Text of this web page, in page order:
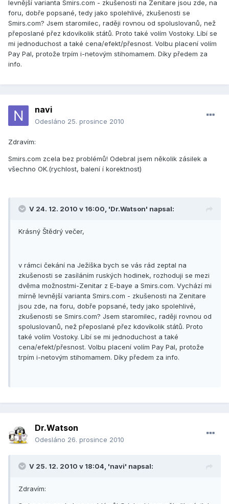
levnější varianta Smirs.com - zkušenosti na Zenitare jsou zde, na
foru, dobře popsané, tedy jako spolehlivé, zkušenosti se
Smirs.com? Jsem staromilec, raději rovnou od spoluslovanů, než
přeposlané přez kdovíkolik států. Proto také volím Vostoky. Líbí se
mi jednoduchost a také cena/efekt/přesnost. Volbu placení volím
Pay Pal, protože trpím i-netovým stihomamem. Díky předem za
info.
navi
Odesláno 25. prosince 2010
Zdravím:
Smirs.com zcela bez problémů! Odebral jsem několik zásilek a
všechno OK.(rychlost, balení í korektnost)
V 24. 12. 2010 v 16:00, 'Dr.Watson' napsal:
Krásný Štědrý večer,
v rámci čekání na Ježíška bych se vás rád zeptal na
zkušenosti se zasíláním ruských hodinek, rozhoduji se mezi
dvěma možnostmi-Zenitar z E-baye a Smirs.com. Vychází mi
mírně levnější varianta Smirs.com - zkušenosti na Zenitare
jsou zde, na foru, dobře popsané, tedy jako spolehlivé,
zkušenosti se Smirs.com? Jsem staromilec, raději rovnou od
spoluslovanů, než přeposlané přez kdovíkolik států. Proto
také volím Vostoky. Líbí se mi jednoduchost a také
cena/efekt/přesnost. Volbu placení volím Pay Pal, protože
trpím i-netovým stihomamem. Díky předem za info.
Dr.Watson
Odesláno 26. prosince 2010
V 25. 12. 2010 v 18:04, 'navi' napsal:
Zdravím: